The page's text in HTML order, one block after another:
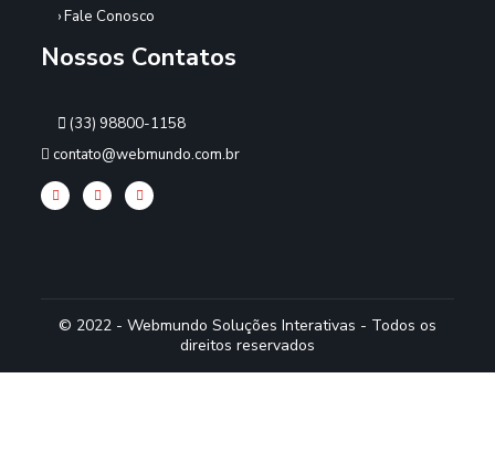
› Fale Conosco
Nossos Contatos
(33) 98800-1158
contato@webmundo.com.br
© 2022 - Webmundo Soluções Interativas - Todos os
direitos reservados